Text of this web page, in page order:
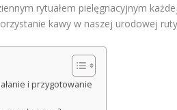
rytuałem pielęgnacyjnym
kawy w naszej urodowej
i przygotowanie